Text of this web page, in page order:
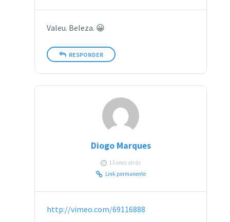
Valeu. Beleza. 😀
RESPONDER
Diogo Marques
13 anos atrás
Link permanente
http://vimeo.com/69116888